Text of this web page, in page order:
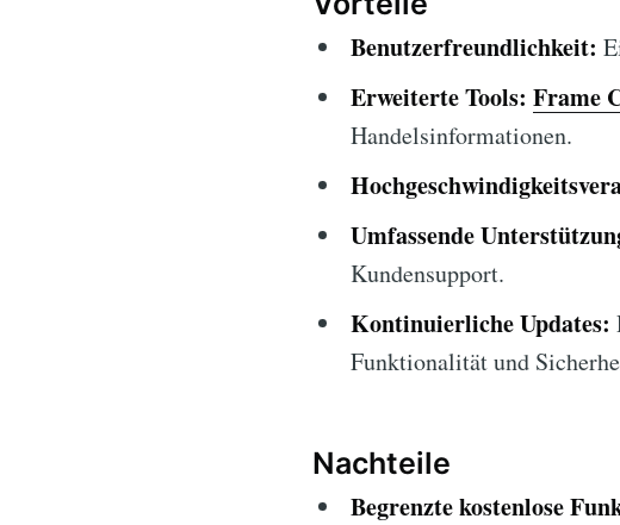
Benutzerfreundlichkeit:
Erweiterte Tools: Frame
Handelsinformationen.
Umfassende
Kundensupport.
Kontinuierliche Updates:
Funktionalität und
Nachteile
Begrenzte kostenlose